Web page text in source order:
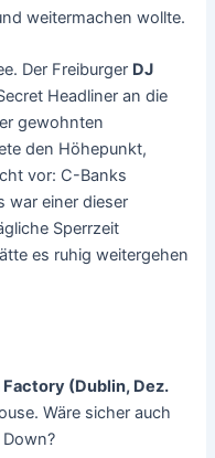
weitermachen wollte.
Der Freiburger DJ
Headliner an die
gewohnten
den Höhepunkt,
vor: C-Banks
war einer dieser
Sperrzeit
es ruhig weitergehen
(Dublin, Dez.
Wäre sicher auch